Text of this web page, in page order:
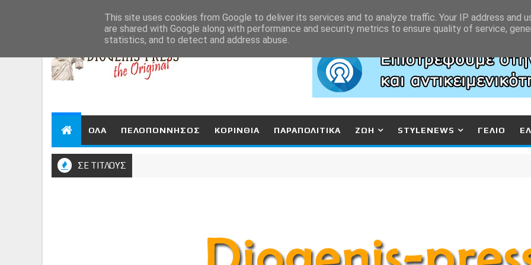
ΟΛΑ ΠΕΛΟΠΟΝΝΗΣΟΣ ΚΟΡΙΝΘΙΑ ΠΑΡΑΠΟΛΙΤΙΚΑ ΖΩΗ STYLENEWS ΓΕΛΙΟ
ΣΕ ΤΙΤΛΟΥΣ
This site uses cookies from Google to deliver its services and to analyze traffic. Your IP address and
are shared with Google along with performance and security metrics to ensure quality of service,
statistics, and to detect and address abuse.